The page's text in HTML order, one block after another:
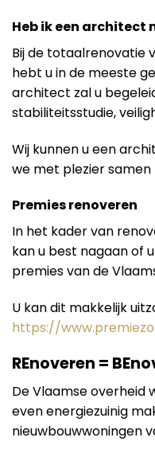
Heb ik een architect
Bij de totaalrenovatie
hebt u in de meeste
architect zal u
stabiliteitsstudie,
Wij kunnen u een
we met plezier
Premies renoveren
In het kader van
kan u best nagaan of
premies van de
U kan dit makkelijk
https://
REnoveren =
De Vlaamse overheid
even energiezuinig
nieuwbouwwoningen